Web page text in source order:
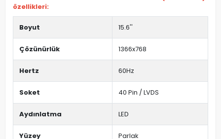
özellikleri:
Boyut 15.6''
Çözünürlük 1366x768
Hertz 60Hz
Soket 40 Pin / LVDS
Aydınlatma LED
Yüzey Parlak